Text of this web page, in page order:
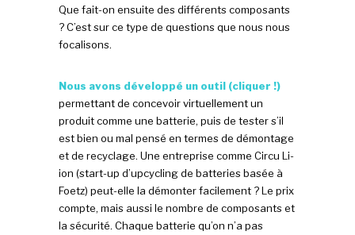
Que fait-on ensuite des différents composants
? C’est sur ce type de questions que nous nous
focalisons.
Nous avons développé un outil (cliquer !)
permettant de concevoir virtuellement un
produit comme une batterie, puis de tester s’il
est bien ou mal pensé en termes de démontage
et de recyclage. Une entreprise comme Circu Li-
ion (start-up d’upcycling de batteries basée à
Foetz) peut-elle la démonter facilement ? Le prix
compte, mais aussi le nombre de composants et
la sécurité. Chaque batterie qu’on n’a pas